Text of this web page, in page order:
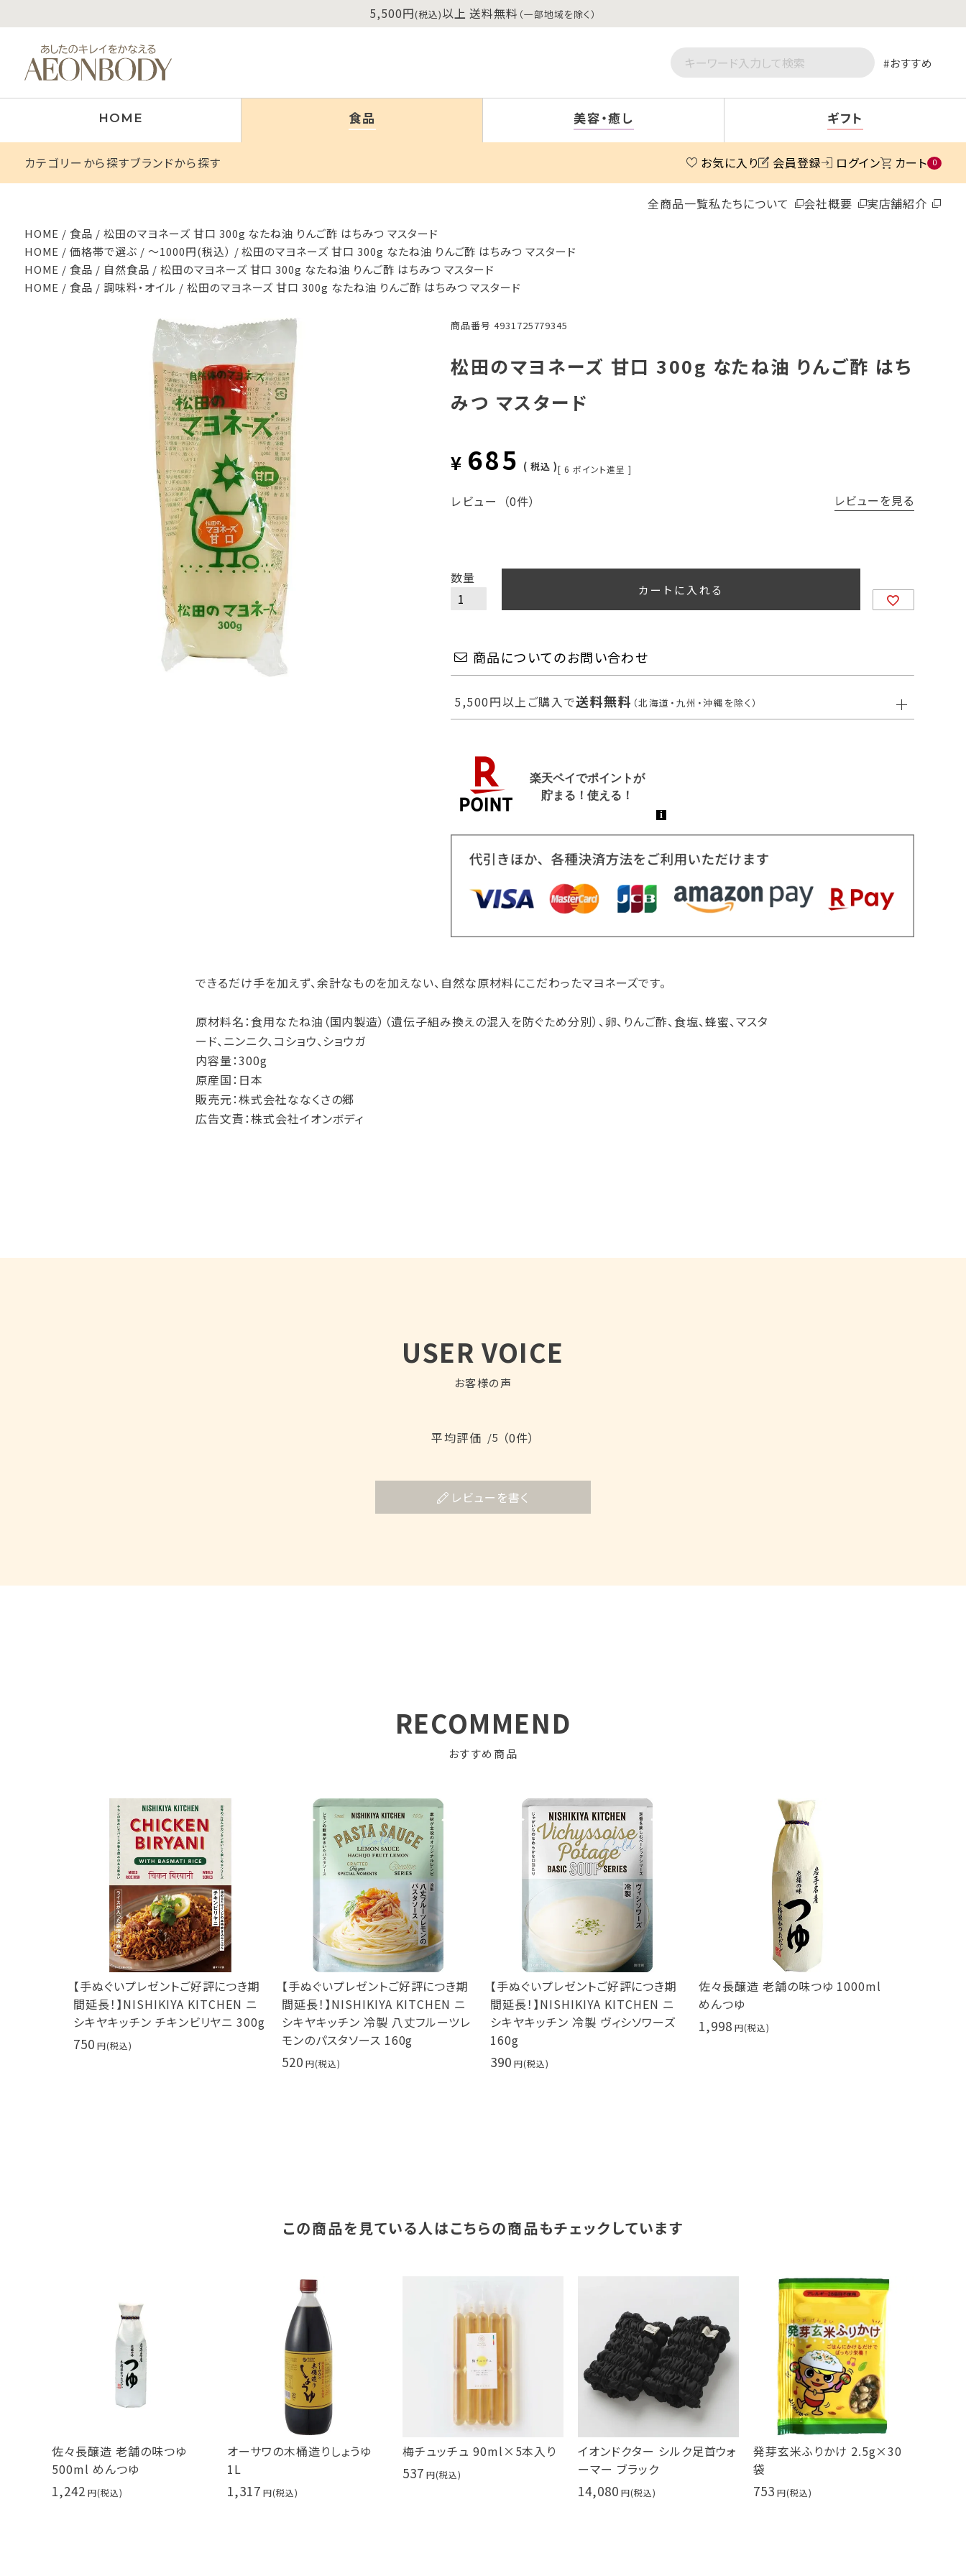
5,500円(税込)以上 送料無料 （一部地域を除く）
おすすめ
HOME 食品 美容・癒し ギフト
カテゴリーから探すブランドから探す お気に入り 会員登録 ログイン カート 0
全商品一覧私たちについて 会社概要 実店舗紹介
HOME 食品
松田のマヨネーズ 甘口 300g なたね油 りんご酢 はちみつ マスタード
HOME
価格帯で選ぶ ～1000円(税込）
松田のマヨネーズ 甘口 300g なたね油 りんご酢 はちみつ マスタード
HOME
食品 自然食品
松田のマヨネーズ 甘口 300g なたね油 りんご酢 はちみつ マスタード
HOME
食品 調味料・オイル 松田のマヨネーズ 甘口 300g なたね油 りんご酢 はちみつ マスタード
商品番号 4931725779345
松田のマヨネーズ 甘口 300g なたね油 りんご酢 はち
みつ マスタード
¥ 685 税込 [ 6 ポイント進呈 ]
レビュー （0件） レビューを見る
カートに入れる
商品についてのお問い合わせ
5,500円以上ご購入で送料無料 （北海道・九州・沖縄を除く）
できるだけ手を加えず、余計なものを加えない、自然な原材料にこだわったマヨネーズです。
原材料名：食用なたね油（国内製造）（遺伝子組み換えの混入を防ぐため分別）、卵、りんご酢、食塩、蜂蜜、マスタ
ード、ニンニク、コショウ、ショウガ
内容量：300g
原産国：日本
販売元：株式会社ななくさの郷
広告文責：株式会社イオンボディ
USER VOICE
お客様の声
平均評価 /5 （0件）
レビューを書く
RECOMMEND
おすすめ商品
【手ぬぐいプレゼントご好評につき期
間延長！】NISHIKIYA KITCHEN ニ
シキヤキッチン チキンビリヤニ 300g
750
【手ぬぐいプレゼントご好評につき期
間延長！】NISHIKIYA KITCHEN ニ
シキヤキッチン 冷製 八丈フルーツレ
モンのパスタソース 160g
520
【手ぬぐいプレゼントご好評につき期
間延長！】NISHIKIYA KITCHEN ニ
シキヤキッチン 冷製 ヴィシソワーズ
160g
390
佐々長醸造 老舗の味つゆ 1000ml
めんつゆ
1,998
この商品を見ている人はこちらの商品もチェックしています
佐々長醸造 老舗の味つゆ
500ml めんつゆ
1,242
オーサワの木桶造りしょうゆ
1L
1,317
梅チュッチュ 90ml×5本入り
537
イオンドクター シルク足首ウォ
ーマー ブラック
14,080
発芽玄米ふりかけ 2.5g×30
袋
753